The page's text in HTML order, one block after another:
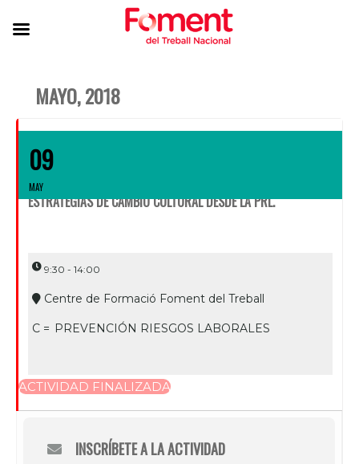
MAYO, 2018
09
MAY
ESTRATEGIAS DE CAMBIO CULTURAL DESDE LA PRL.
9:30 - 14:00
Centre de Formació Foment del Treball
C = PREVENCIÓN RIESGOS LABORALES
ACTIVIDAD FINALIZADA
INSCRÍBETE A LA ACTIVIDAD